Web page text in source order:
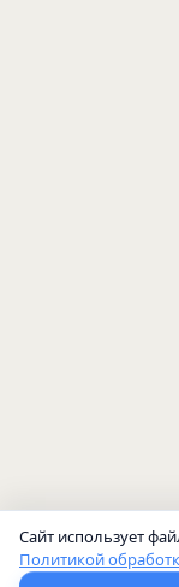
Сайт использует
Политикой